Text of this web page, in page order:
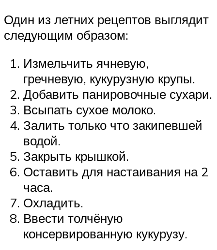
Один из летних рецептов выглядит
следующим образом:
Измельчить ячневую,
гречневую, кукурузную крупы.
Добавить панировочные сухари.
Всыпать сухое молоко.
Залить только что закипевшей
водой.
Закрыть крышкой.
Оставить для настаивания на 2
часа.
Охладить.
Ввести толчёную
консервированную кукурузу.